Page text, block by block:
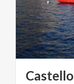
Castello